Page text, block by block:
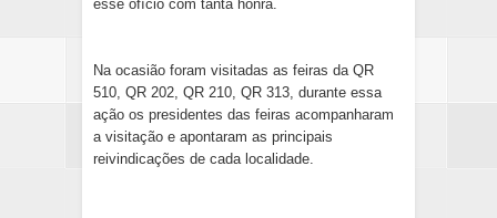
esse ofício com tanta honra.
Na ocasião foram visitadas as feiras da QR
510, QR 202, QR 210, QR 313, durante essa
ação os presidentes das feiras acompanharam
a visitação e apontaram as principais
reivindicações de cada localidade.